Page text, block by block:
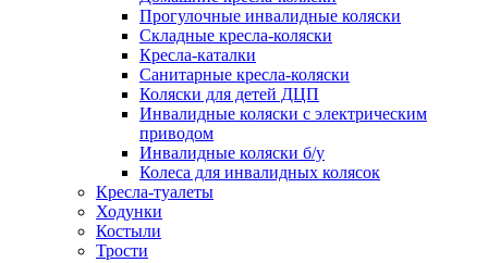
Прогулочные инвалидные коляски
Складные кресла-коляски
Кресла-каталки
Санитарные кресла-коляски
Коляски для детей ДЦП
Инвалидные коляски с электрическим
приводом
Инвалидные коляски б/у
Колеса для инвалидных колясок
Кресла-туалеты
Ходунки
Костыли
Трости